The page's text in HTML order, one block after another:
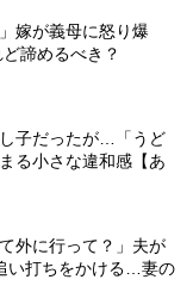
嫁が義母に怒り爆
諦めるべき？
子だったが…「うど
る小さな違和感【あ
外に行って？」夫が
い打ちをかける…妻の